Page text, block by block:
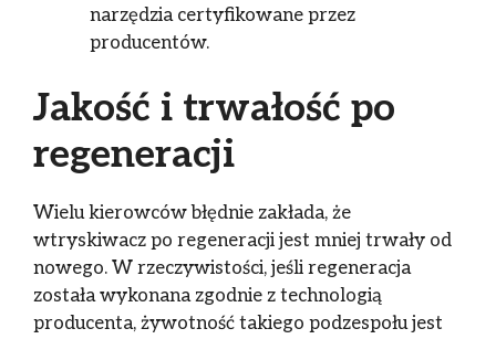
narzędzia certyfikowane przez
producentów.
Jakość i trwałość po
regeneracji
Wielu kierowców błędnie zakłada, że
wtryskiwacz po regeneracji jest mniej trwały od
nowego. W rzeczywistości, jeśli regeneracja
została wykonana zgodnie z technologią
producenta, żywotność takiego podzespołu jest